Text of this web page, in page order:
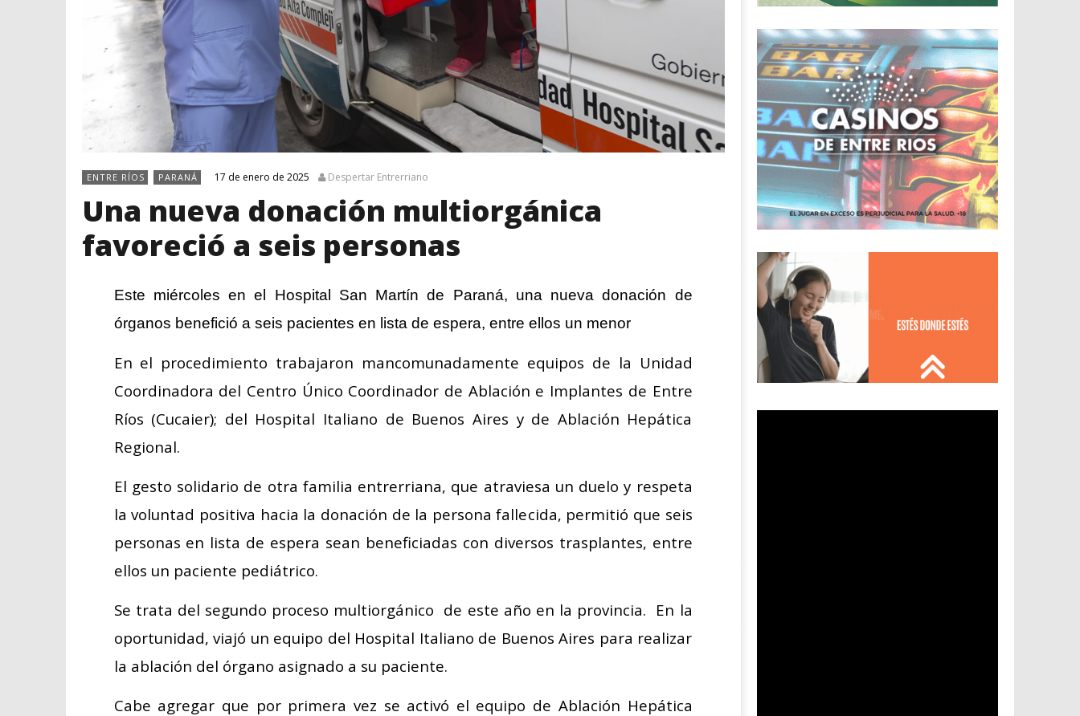
ENTRE RÍOS PARANÁ 17 de enero de 2025 Despertar Entrerriano
Una nueva donación multiorgánica
favoreció a seis personas
Este miércoles en el Hospital San Martín de Paraná, una nueva donación de
órganos benefició a seis pacientes en lista de espera, entre ellos un menor
En el procedimiento trabajaron mancomunadamente equipos de la Unidad
Coordinadora del Centro Único Coordinador de Ablación e Implantes de Entre
Ríos (Cucaier); del Hospital Italiano de Buenos Aires y de Ablación Hepática
Regional.
El gesto solidario de otra familia entrerriana, que atraviesa un duelo y respeta
la voluntad positiva hacia la donación de la persona fallecida, permitió que seis
personas en lista de espera sean beneficiadas con diversos trasplantes, entre
ellos un paciente pediátrico.
Se trata del segundo proceso multiorgánico de este año en la provincia. En la
oportunidad, viajó un equipo del Hospital Italiano de Buenos Aires para realizar
la ablación del órgano asignado a su paciente.
Cabe agregar que por primera vez se activó el equipo de Ablación Hepática